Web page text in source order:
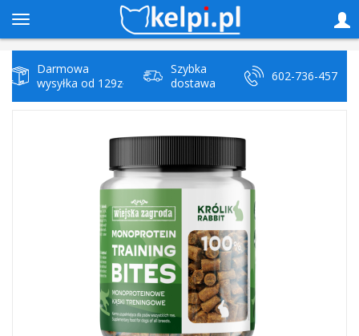
Darmowa
wysyłka od 129zł
Szybka
dostawa
602-736-457